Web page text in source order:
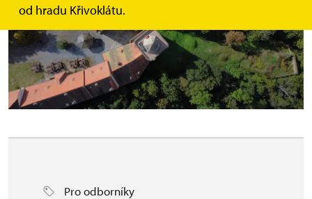
od hradu Křivoklátu.
Pro odborníky